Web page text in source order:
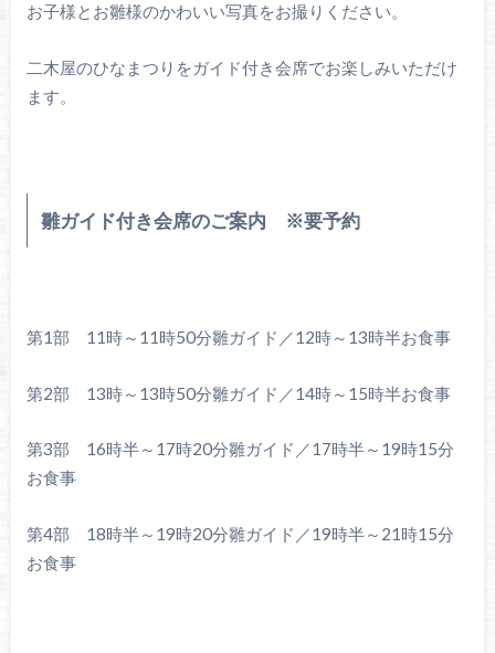
お子様とお雛様のかわいい写真をお撮りください。
二木屋のひなまつりをガイド付き会席でお楽しみいただけ
ます。
雛ガイド付き会席のご案内 ※要予約
第1部 11時～11時50分雛ガイド／12時～13時半お食事
第2部 13時～13時50分雛ガイド／14時～15時半お食事
第3部 16時半～17時20分雛ガイド／17時半～19時15分
お食事
第4部 18時半～19時20分雛ガイド／19時半～21時15分
お食事